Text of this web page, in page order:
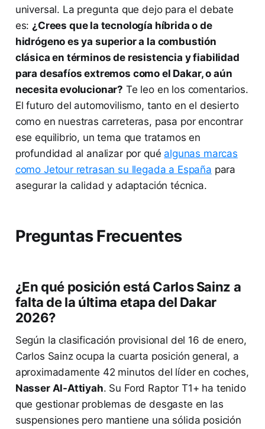
universal. La pregunta que dejo para el debate
es: ¿Crees que la tecnología híbrida o de
hidrógeno es ya superior a la combustión
clásica en términos de resistencia y fiabilidad
para desafíos extremos como el Dakar, o aún
necesita evolucionar? Te leo en los comentarios.
El futuro del automovilismo, tanto en el desierto
como en nuestras carreteras, pasa por encontrar
ese equilibrio, un tema que tratamos en
profundidad al analizar por qué algunas marcas
como Jetour retrasan su llegada a España para
asegurar la calidad y adaptación técnica.
Preguntas Frecuentes
¿En qué posición está Carlos Sainz a
falta de la última etapa del Dakar
2026?
Según la clasificación provisional del 16 de enero,
Carlos Sainz ocupa la cuarta posición general, a
aproximadamente 42 minutos del líder en coches,
Nasser Al-Attiyah. Su Ford Raptor T1+ ha tenido
que gestionar problemas de desgaste en las
suspensiones pero mantiene una sólida posición